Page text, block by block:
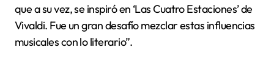
que a su vez, se inspiró en ‘Las Cuatro Estaciones’ de
Vivaldi. Fue un gran desafío mezclar estas influencias
musicales con lo literario”.